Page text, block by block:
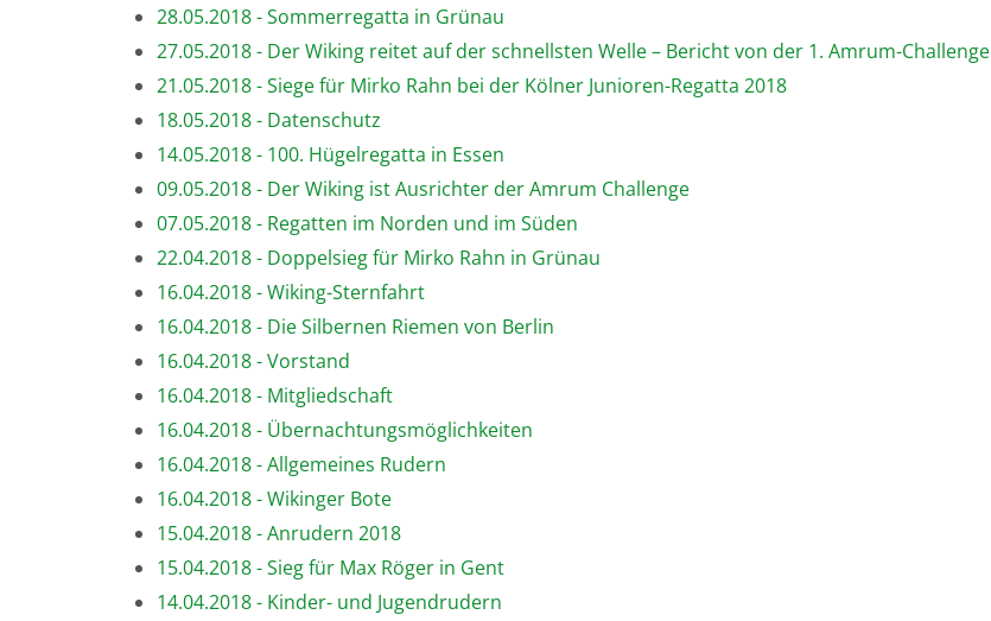
28.05.2018 - Sommerregatta in Grünau
27.05.2018 - Der Wiking reitet auf der schnellsten Welle – Bericht von der 1. Amrum-Challenge
21.05.2018 - Siege für Mirko Rahn bei der Kölner Junioren-Regatta 2018
18.05.2018 - Datenschutz
14.05.2018 - 100. Hügelregatta in Essen
09.05.2018 - Der Wiking ist Ausrichter der Amrum Challenge
07.05.2018 - Regatten im Norden und im Süden
22.04.2018 - Doppelsieg für Mirko Rahn in Grünau
16.04.2018 - Wiking-Sternfahrt
16.04.2018 - Die Silbernen Riemen von Berlin
16.04.2018 - Vorstand
16.04.2018 - Mitgliedschaft
16.04.2018 - Übernachtungsmöglichkeiten
16.04.2018 - Allgemeines Rudern
16.04.2018 - Wikinger Bote
15.04.2018 - Anrudern 2018
15.04.2018 - Sieg für Max Röger in Gent
14.04.2018 - Kinder- und Jugendrudern